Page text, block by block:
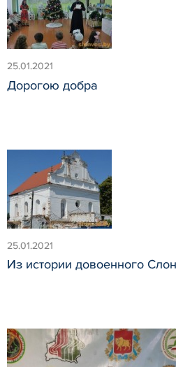
25.01.2021
Дорогою добра
25.01.2021
Из истории довоенного